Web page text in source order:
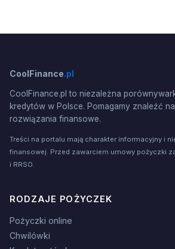
CoolFinance.pl
CoolFinance.pl to niezależna
kredytów w Polsce. Pomagamy znaleźć
rozwiązania finansowe.
Treści na portalu mają charakter informacyjny i
finansowej. Przed zawarciem umowy pożyczki
i RRSO.
RODZAJE POŻYCZEK
Pożyczki online
Chwilówki